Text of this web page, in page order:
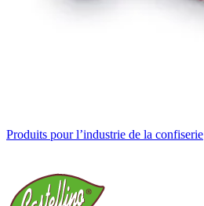
Produits pour l’industrie de la confiserie